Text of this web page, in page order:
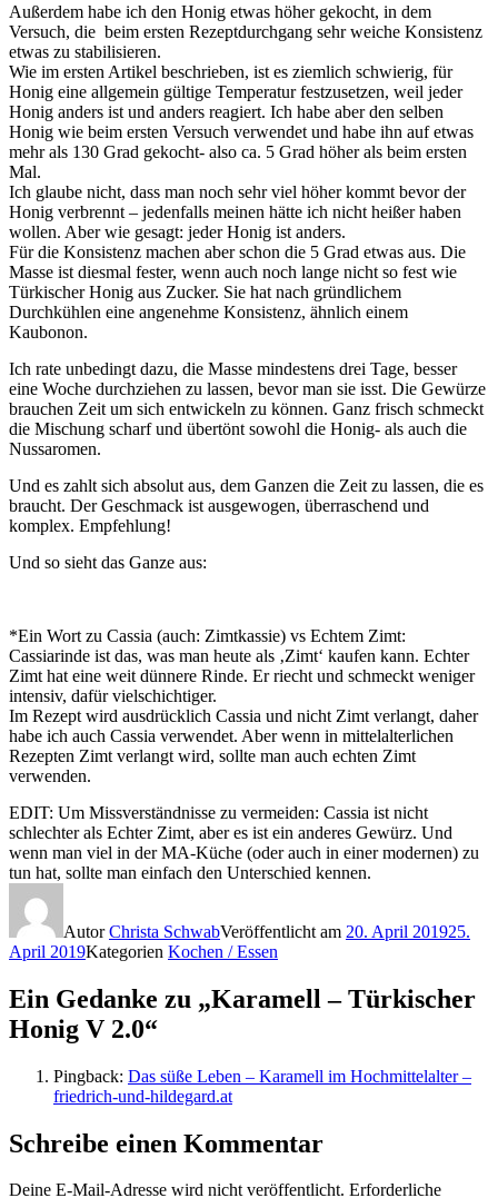
Außerdem habe ich den Honig etwas höher gekocht, in dem
Versuch, die beim ersten Rezeptdurchgang sehr weiche Konsistenz
etwas zu stabilisieren.
Wie im ersten Artikel beschrieben, ist es ziemlich schwierig, für
Honig eine allgemein gültige Temperatur festzusetzen, weil jeder
Honig anders ist und anders reagiert. Ich habe aber den selben
Honig wie beim ersten Versuch verwendet und habe ihn auf etwas
mehr als 130 Grad gekocht- also ca. 5 Grad höher als beim ersten
Mal.
Ich glaube nicht, dass man noch sehr viel höher kommt bevor der
Honig verbrennt – jedenfalls meinen hätte ich nicht heißer haben
wollen. Aber wie gesagt: jeder Honig ist anders.
Für die Konsistenz machen aber schon die 5 Grad etwas aus. Die
Masse ist diesmal fester, wenn auch noch lange nicht so fest wie
Türkischer Honig aus Zucker. Sie hat nach gründlichem
Durchkühlen eine angenehme Konsistenz, ähnlich einem
Kaubonon.
Ich rate unbedingt dazu, die Masse mindestens drei Tage, besser
eine Woche durchziehen zu lassen, bevor man sie isst. Die Gewürze
brauchen Zeit um sich entwickeln zu können. Ganz frisch schmeckt
die Mischung scharf und übertönt sowohl die Honig- als auch die
Nussaromen.
Und es zahlt sich absolut aus, dem Ganzen die Zeit zu lassen, die es
braucht. Der Geschmack ist ausgewogen, überraschend und
komplex. Empfehlung!
Und so sieht das Ganze aus:
*Ein Wort zu Cassia (auch: Zimtkassie) vs Echtem Zimt:
Cassiarinde ist das, was man heute als ‚Zimt‘ kaufen kann. Echter
Zimt hat eine weit dünnere Rinde. Er riecht und schmeckt weniger
intensiv, dafür vielschichtiger.
Im Rezept wird ausdrücklich Cassia und nicht Zimt verlangt, daher
habe ich auch Cassia verwendet. Aber wenn in mittelalterlichen
Rezepten Zimt verlangt wird, sollte man auch echten Zimt
verwenden.
EDIT: Um Missverständnisse zu vermeiden: Cassia ist nicht
schlechter als Echter Zimt, aber es ist ein anderes Gewürz. Und
wenn man viel in der MA-Küche (oder auch in einer modernen) zu
tun hat, sollte man einfach den Unterschied kennen.
AutorChrista SchwabVeröffentlicht am 20. April 201925.
April 2019Kategorien Kochen / Essen
Ein Gedanke zu „Karamell – Türkischer
Honig V 2.0“
Pingback: Das süße Leben – Karamell im Hochmittelalter –
friedrich-und-hildegard.at
Schreibe einen Kommentar
Deine E-Mail-Adresse wird nicht veröffentlicht. Erforderliche